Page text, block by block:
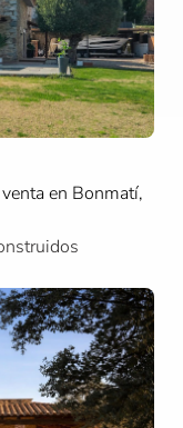
en Bonmatí,